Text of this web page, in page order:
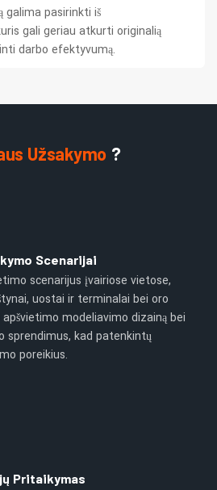
galima pasirinkti iš
gali geriau atkurti originalią
darbo efektyvumą.
Užsakymo ?
Scenarijai
scenarijus įvairiose vietose,
uostai ir terminalai bei oro
modeliavimo dizainą bei
sprendimus, kad patenkintų
poreikius.
Pritaikymas